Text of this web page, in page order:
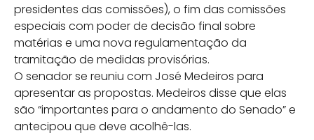
presidentes das comissões), o fim das comissões
especiais com poder de decisão final sobre
matérias e uma nova regulamentação da
tramitação de medidas provisórias.
O senador se reuniu com José Medeiros para
apresentar as propostas. Medeiros disse que elas
são “importantes para o andamento do Senado” e
antecipou que deve acolhê-las.